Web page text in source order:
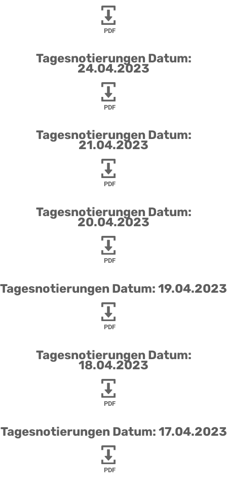
PDF
Tagesnotierungen Datum:
24.04.2023
PDF
Tagesnotierungen Datum:
21.04.2023
PDF
Tagesnotierungen Datum:
20.04.2023
PDF
Tagesnotierungen Datum: 19.04.2023
PDF
Tagesnotierungen Datum:
18.04.2023
PDF
Tagesnotierungen Datum: 17.04.2023
PDF